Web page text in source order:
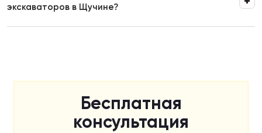
экскаваторов в Щучине?
Бесплатная
консультация